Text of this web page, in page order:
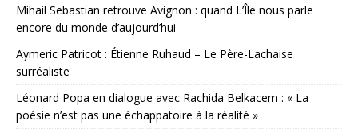
Mihail Sebastian retrouve Avignon : quand L’Île nous parle
encore du monde d’aujourd’hui
Aymeric Patricot : Étienne Ruhaud – Le Père-Lachaise
surréaliste
Léonard Popa en dialogue avec Rachida Belkacem : « La
poésie n’est pas une échappatoire à la réalité »